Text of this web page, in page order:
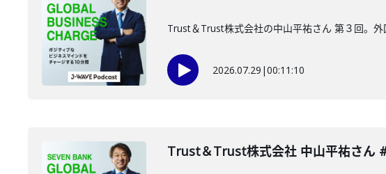
Trust＆Trust株式会社の中山平祐さん 第３回。外
2026.07.29 |00:11:10
Trust＆Trust株式会社 中山平祐さん